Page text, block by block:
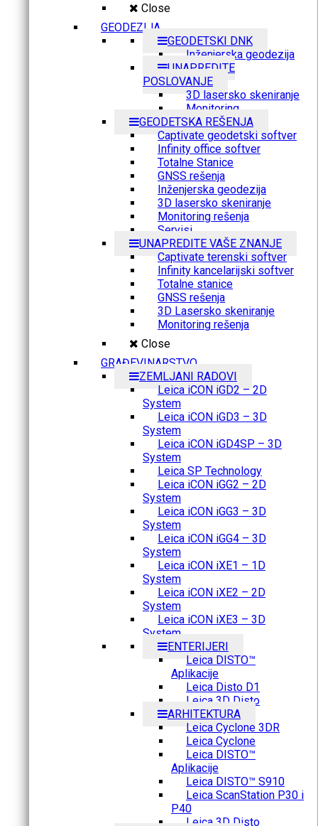
Close
GEODEZIJA
GEODETSKI DNK
Inženjerska geodezija
UNAPREDITE
POSLOVANJE
3D lasersko skeniranje
Monitoring
GEODETSKA REŠENJA
Captivate geodetski softver
Infinity office softver
Totalne Stanice
GNSS rešenja
Inženjerska geodezija
3D lasersko skeniranje
Monitoring rešenja
Servisi
UNAPREDITE VAŠE ZNANJE
Captivate terenski softver
Infinity kancelarijski softver
Totalne stanice
GNSS rešenja
3D Lasersko skeniranje
Monitoring rešenja
Close
GRAĐEVINARSTVO
ZEMLJANI RADOVI
Leica iCON iGD2 – 2D
System
Leica iCON iGD3 – 3D
System
Leica iCON iGD4SP – 3D
System
Leica SP Technology
Leica iCON iGG2 – 2D
System
Leica iCON iGG3 – 3D
System
Leica iCON iGG4 – 3D
System
Leica iCON iXE1 – 1D
System
Leica iCON iXE2 – 2D
System
Leica iCON iXE3 – 3D
System
ENTERIJERI
Leica DISTO™
Aplikacije
Leica Disto D1
Leica 3D Disto
ARHITEKTURA
Leica Cyclone 3DR
Leica Cyclone
Leica DISTO™
Aplikacije
Leica DISTO™ S910
Leica ScanStation P30 i
P40
Leica 3D Disto